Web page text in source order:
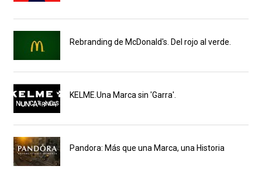
Rebranding de McDonald's. Del rojo al verde.
KELME.Una Marca sin 'Garra'.
Pandora: Más que una Marca, una Historia